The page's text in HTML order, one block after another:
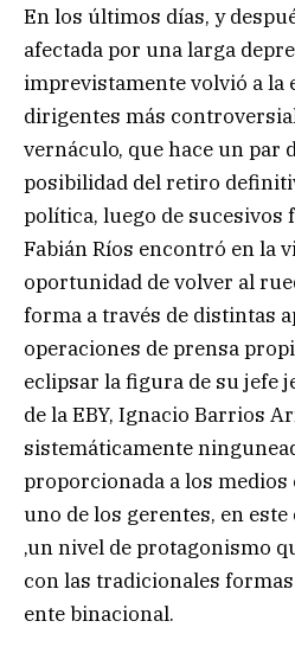
En los últimos días, y
afectada por una larga
imprevistamente volvió a la
dirigentes más
vernáculo, que hace un par
posibilidad del retiro
política, luego de sucesivos
Fabián Ríos encontró en la
oportunidad de volver al
forma a través de distintas
operaciones de prensa
eclipsar la figura de su jefe
de la EBY, Ignacio Barrios
sistemáticamente
proporcionada a los medios
uno de los gerentes, en
,un nivel de protagonismo
con las tradicionales
ente binacional.